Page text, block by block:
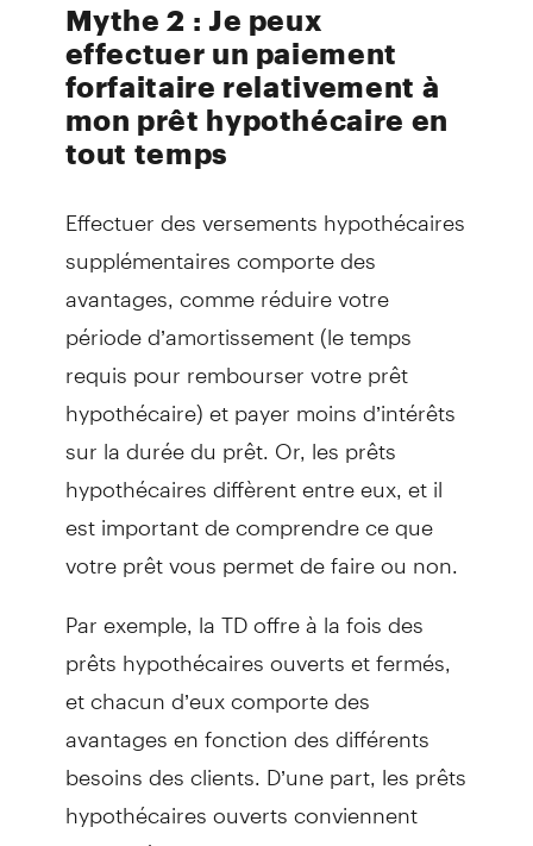
Mythe 2 : Je peux
effectuer un paiement
forfaitaire relativement à
mon prêt hypothécaire en
tout temps
Effectuer des versements hypothécaires
supplémentaires comporte des
avantages, comme réduire votre
période d’amortissement (le temps
requis pour rembourser votre prêt
hypothécaire) et payer moins d’intérêts
sur la durée du prêt. Or, les prêts
hypothécaires diffèrent entre eux, et il
est important de comprendre ce que
votre prêt vous permet de faire ou non.
Par exemple, la TD offre à la fois des
prêts hypothécaires ouverts et fermés,
et chacun d’eux comporte des
avantages en fonction des différents
besoins des clients. D’une part, les prêts
hypothécaires ouverts conviennent